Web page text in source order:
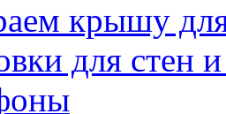
крышу
для стен